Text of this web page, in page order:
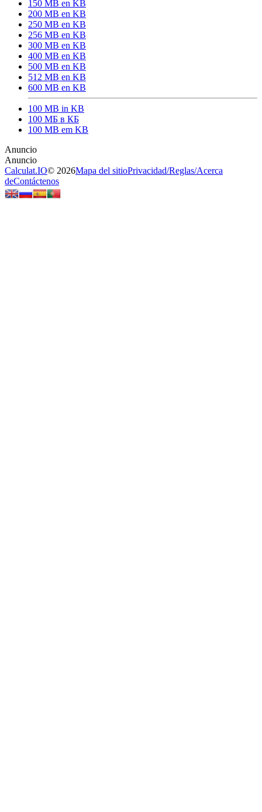
150 MB en KB
200 MB en KB
250 MB en KB
256 MB en KB
300 MB en KB
400 MB en KB
500 MB en KB
512 MB en KB
600 MB en KB
100 MB in KB
100 МБ в КБ
100 MB em KB
Calculat.IO© 2026Mapa del sitioPrivacidad/Reglas/Acerca
deContáctenos